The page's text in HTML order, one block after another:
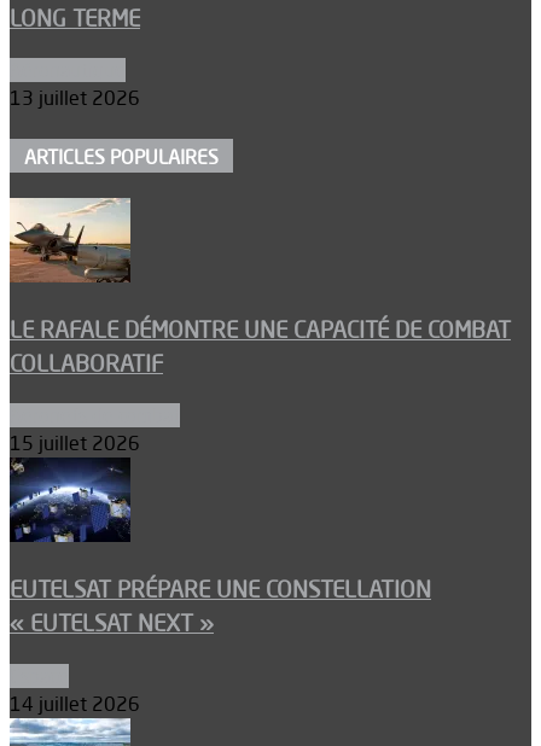
LONG TERME
13 juillet 2026
ARTICLES POPULAIRES
LE RAFALE DÉMONTRE UNE CAPACITÉ DE COMBAT
COLLABORATIF
15 juillet 2026
EUTELSAT PRÉPARE UNE CONSTELLATION
« EUTELSAT NEXT »
14 juillet 2026